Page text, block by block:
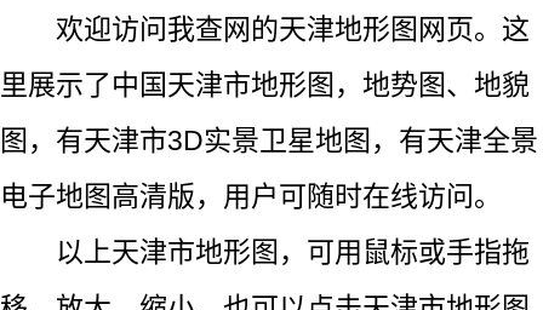
欢迎访问我查网的天津地形图网页。这
里展示了中国天津市地形图，地势图、地貌
图，有天津市3D实景卫星地图，有天津全景
电子地图高清版，用户可随时在线访问。
以上天津市地形图，可用鼠标或手指拖